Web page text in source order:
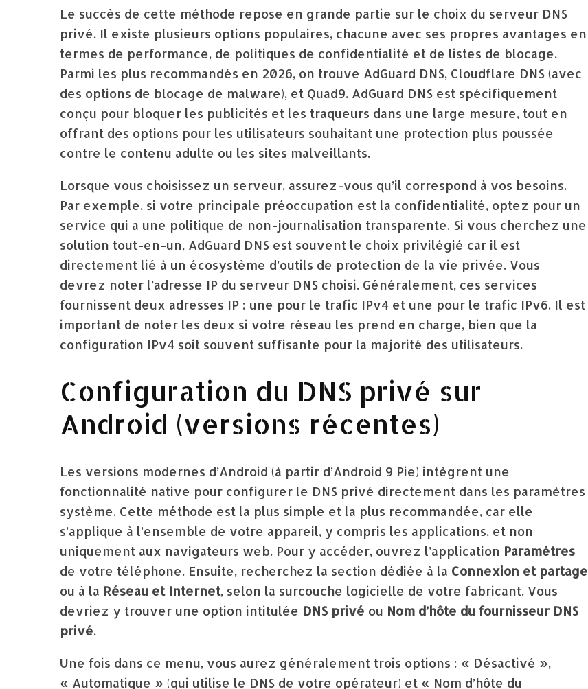
Le succès de cette méthode repose en grande partie sur le choix du serveur DNS
privé. Il existe plusieurs options populaires, chacune avec ses propres avantages en
termes de performance, de politiques de confidentialité et de listes de blocage.
Parmi les plus recommandés en 2026, on trouve AdGuard DNS, Cloudflare DNS (avec
des options de blocage de malware), et Quad9. AdGuard DNS est spécifiquement
conçu pour bloquer les publicités et les traqueurs dans une large mesure, tout en
offrant des options pour les utilisateurs souhaitant une protection plus poussée
contre le contenu adulte ou les sites malveillants.
Lorsque vous choisissez un serveur, assurez-vous qu’il correspond à vos besoins.
Par exemple, si votre principale préoccupation est la confidentialité, optez pour un
service qui a une politique de non-journalisation transparente. Si vous cherchez une
solution tout-en-un, AdGuard DNS est souvent le choix privilégié car il est
directement lié à un écosystème d’outils de protection de la vie privée. Vous
devrez noter l’adresse IP du serveur DNS choisi. Généralement, ces services
fournissent deux adresses IP : une pour le trafic IPv4 et une pour le trafic IPv6. Il est
important de noter les deux si votre réseau les prend en charge, bien que la
configuration IPv4 soit souvent suffisante pour la majorité des utilisateurs.
Configuration du DNS privé sur
Android (versions récentes)
Les versions modernes d’Android (à partir d’Android 9 Pie) intègrent une
fonctionnalité native pour configurer le DNS privé directement dans les paramètres
système. Cette méthode est la plus simple et la plus recommandée, car elle
s’applique à l’ensemble de votre appareil, y compris les applications, et non
uniquement aux navigateurs web. Pour y accéder, ouvrez l’application Paramètres
de votre téléphone. Ensuite, recherchez la section dédiée à la Connexion et partage
ou à la Réseau et Internet, selon la surcouche logicielle de votre fabricant. Vous
devriez y trouver une option intitulée DNS privé ou Nom d’hôte du fournisseur DNS
privé.
Une fois dans ce menu, vous aurez généralement trois options : « Désactivé »,
« Automatique » (qui utilise le DNS de votre opérateur) et « Nom d’hôte du